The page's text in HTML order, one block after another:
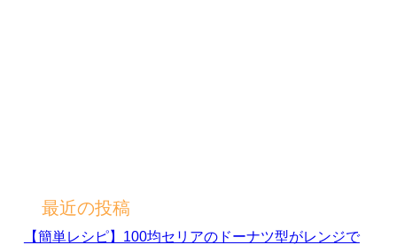
最近の投稿
【簡単レシピ】100均セリアのドーナツ型がレンジで